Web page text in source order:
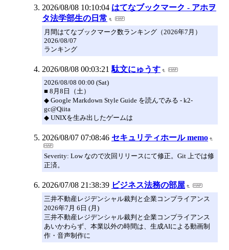
2026/08/08 10:10:04 はてなブックマーク - アホヲ
タ法学部生の日常
月間はてなブックマーク数ランキング（2026年7月）
2026/08/07
ランキング
2026/08/08 00:03:21 駄文にゅうす
2026/08/08 00:00 (Sat)
■ 8月8日（土）
◆ Google Markdown Style Guide を読んでみる - k2-
gc@Qiita
◆ UNIXを生み出したゲームは
2026/08/07 07:08:46 セキュリティホール memo
Severity: Low なので次回リリースにて修正。Git 上では修
正済。
2026/07/08 21:38:39 ビジネス法務の部屋
三井不動産レジデンシャル裁判と企業コンプライアンス
2026年7月 6日 (月)
三井不動産レジデンシャル裁判と企業コンプライアンス
あいかわらず、本業以外の時間は、生成AIによる動画制
作・音声制作に